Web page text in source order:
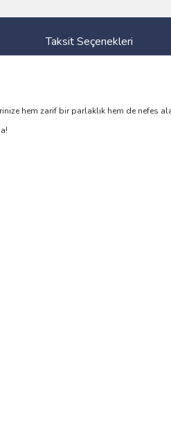
Taksit Seçenekleri
hem zarif bir parlaklık hem de nefes